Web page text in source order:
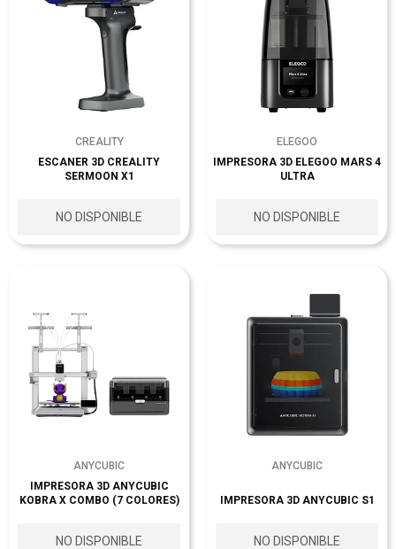
CREALITY
ESCANER 3D CREALITY
SERMOON X1
NO DISPONIBLE
ELEGOO
IMPRESORA 3D ELEGOO MARS 4
ULTRA
NO DISPONIBLE
ANYCUBIC
IMPRESORA 3D ANYCUBIC
KOBRA X COMBO (7 COLORES)
NO DISPONIBLE
ANYCUBIC
IMPRESORA 3D ANYCUBIC S1
NO DISPONIBLE